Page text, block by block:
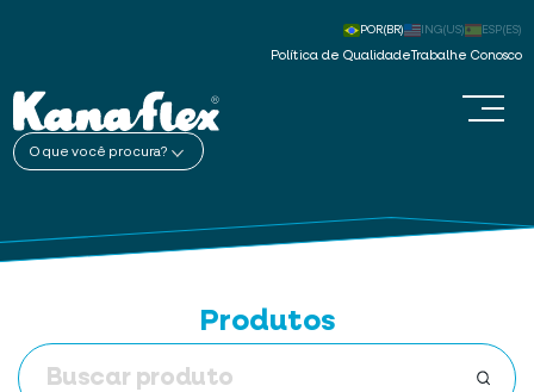
Política de Qualidade Trabalhe Conosco
POR(BR) ING(US) ESP(ES)
O que você procura?
Produtos